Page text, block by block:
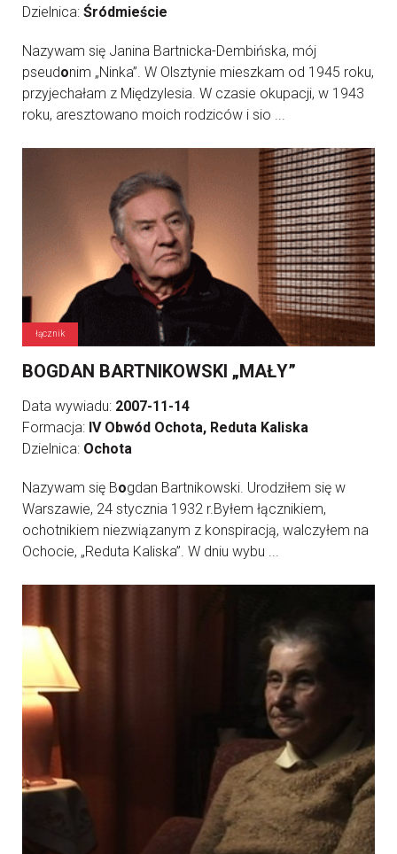
Dzielnica: Śródmieście
Nazywam się Janina Bartnicka-Dembińska, mój
pseudonim „Ninka”. W Olsztynie mieszkam od 1945 roku,
przyjechałam z Międzylesia. W czasie okupacji, w 1943
roku, aresztowano moich rodziców i sio ...
łącznik
BOGDAN BARTNIKOWSKI „MAŁY”
Data wywiadu: 2007-11-14
Formacja: IV Obwód Ochota, Reduta Kaliska
Dzielnica: Ochota
Nazywam się Bogdan Bartnikowski. Urodziłem się w
Warszawie, 24 stycznia 1932 r.Byłem łącznikiem,
ochotnikiem niezwiązanym z konspiracją, walczyłem na
Ochocie, „Reduta Kaliska”. W dniu wybu ...